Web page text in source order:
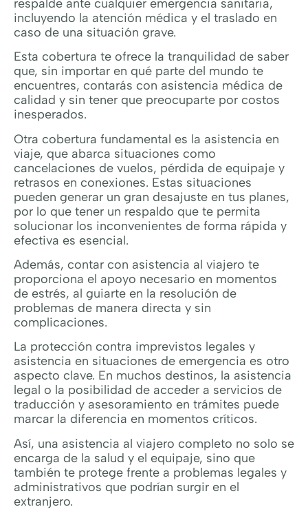
respalde ante cualquier emergencia sanitaria,
incluyendo la atención médica y el traslado en
caso de una situación grave.
Esta cobertura te ofrece la tranquilidad de saber
que, sin importar en qué parte del mundo te
encuentres, contarás con asistencia médica de
calidad y sin tener que preocuparte por costos
inesperados.
Otra cobertura fundamental es la asistencia en
viaje, que abarca situaciones como
cancelaciones de vuelos, pérdida de equipaje y
retrasos en conexiones. Estas situaciones
pueden generar un gran desajuste en tus planes,
por lo que tener un respaldo que te permita
solucionar los inconvenientes de forma rápida y
efectiva es esencial.
Además, contar con asistencia al viajero te
proporciona el apoyo necesario en momentos
de estrés, al guiarte en la resolución de
problemas de manera directa y sin
complicaciones.
La protección contra imprevistos legales y
asistencia en situaciones de emergencia es otro
aspecto clave. En muchos destinos, la asistencia
legal o la posibilidad de acceder a servicios de
traducción y asesoramiento en trámites puede
marcar la diferencia en momentos críticos.
Así, una asistencia al viajero completo no solo se
encarga de la salud y el equipaje, sino que
también te protege frente a problemas legales y
administrativos que podrían surgir en el
extranjero.